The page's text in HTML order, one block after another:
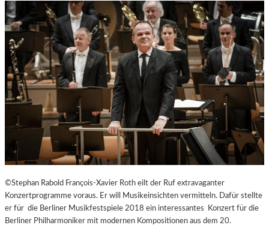
©Stephan Rabold François-Xavier Roth eilt der Ruf extravaganter
Konzertprogramme voraus. Er will Musikeinsichten vermitteln. Dafür stellte
er für die Berliner Musikfestspiele 2018 ein interessantes Konzert für die
Berliner Philharmoniker mit modernen Kompositionen aus dem 20.